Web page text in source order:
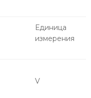
Единица
измерения
V